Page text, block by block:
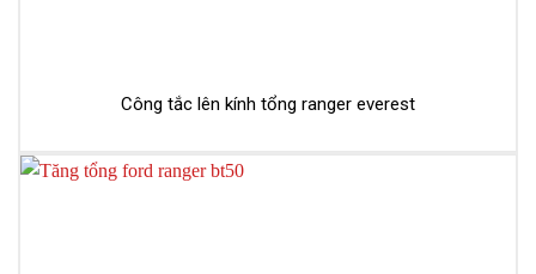
Công tắc lên kính tổng ranger everest